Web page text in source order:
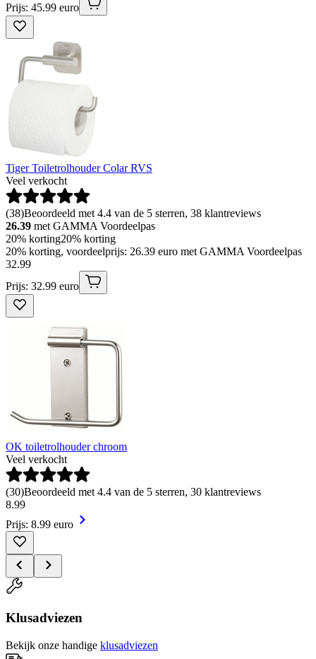
Prijs: 45.99 euro
Tiger Toiletrolhouder Colar RVS
Veel verkocht
(38)Beoordeeld met 4.4 van de 5 sterren, 38 klantreviews
26.39 met GAMMA Voordeelpas
20% korting20% korting
20% korting, voordeelprijs: 26.39 euro met GAMMA Voordeelpas
32.99
Prijs: 32.99 euro
OK toiletrolhouder chroom
Veel verkocht
(30)Beoordeeld met 4.4 van de 5 sterren, 30 klantreviews
8.99
Prijs: 8.99 euro
Klusadviezen
Bekijk onze handige klusadviezen